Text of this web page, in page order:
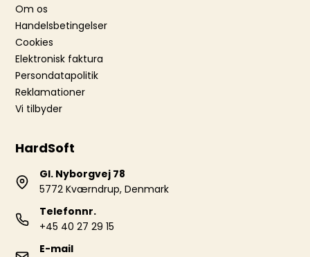
Om os
Handelsbetingelser
Cookies
Elektronisk faktura
Persondatapolitik
Reklamationer
Vi tilbyder
HardSoft
Gl. Nyborgvej 78
5772 Kværndrup, Denmark
Telefonnr.
+45 40 27 29 15
E-mail